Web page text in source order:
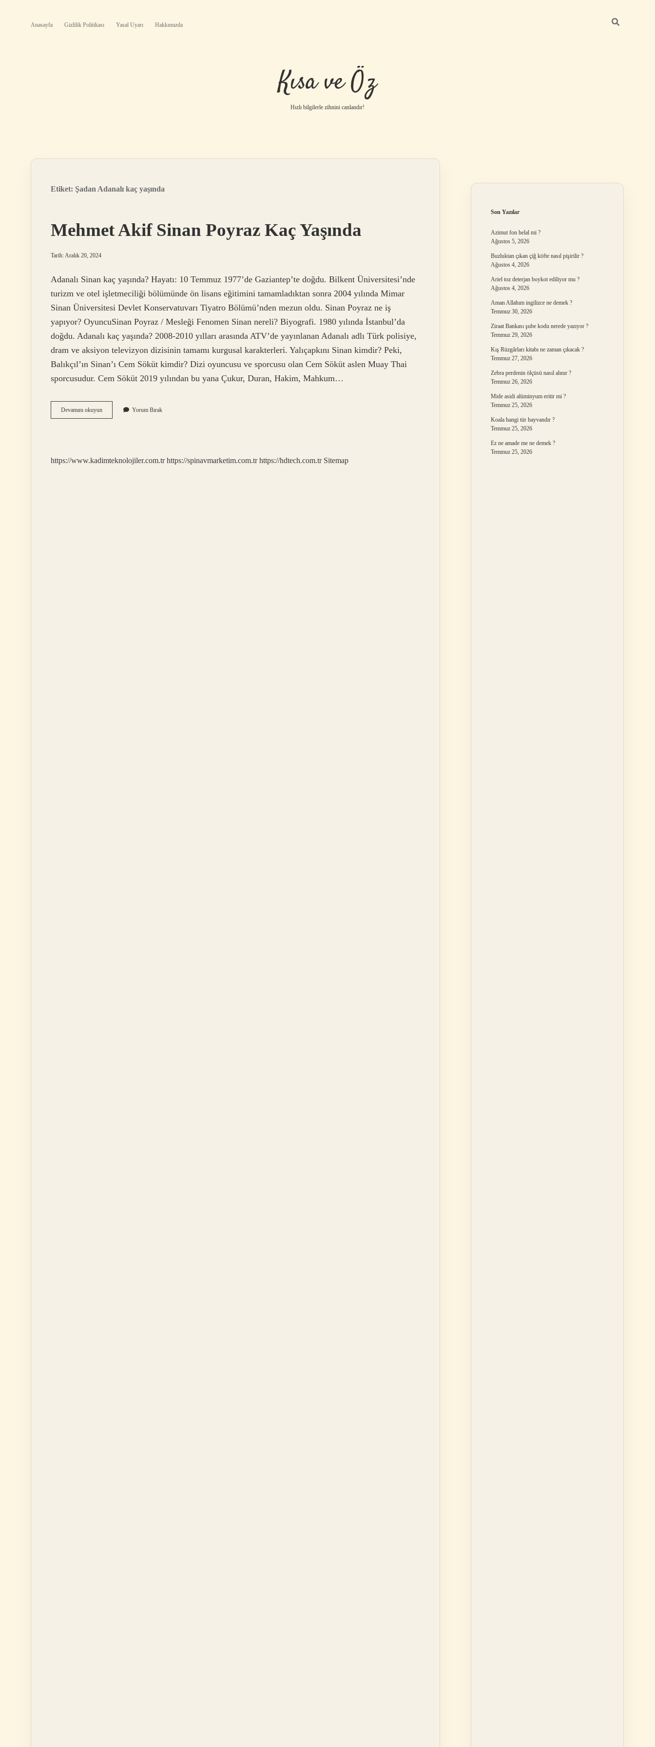
Anasayfa Gizlilik Politikası Yasal Uyarı Hakkımızda
Kısa ve Öz
Hızlı bilgilerle zihnini canlandır!
Etiket: Şadan Adanalı kaç yaşında
Mehmet Akif Sinan Poyraz Kaç Yaşında
Tarih: Aralık 20, 2024
Adanalı Sinan kaç yaşında? Hayatı: 10 Temmuz 1977’de Gaziantep’te doğdu. Bilkent Üniversitesi’nde
turizm ve otel işletmeciliği bölümünde ön lisans eğitimini tamamladıktan sonra 2004 yılında Mimar
Sinan Üniversitesi Devlet Konservatuvarı Tiyatro Bölümü’nden mezun oldu. Sinan Poyraz ne iş
yapıyor? OyuncuSinan Poyraz / Mesleği Fenomen Sinan nereli? Biyografi. 1980 yılında İstanbul’da
doğdu. Adanalı kaç yaşında? 2008-2010 yılları arasında ATV’de yayınlanan Adanalı adlı Türk polisiye,
dram ve aksiyon televizyon dizisinin tamamı kurgusal karakterleri. Yalıçapkını Sinan kimdir? Peki,
Balıkçıl’ın Sinan’ı Cem Söküt kimdir? Dizi oyuncusu ve sporcusu olan Cem Söküt aslen Muay Thai
sporcusudur. Cem Söküt 2019 yılından bu yana Çukur, Duran, Hakim, Mahkum…
Devamını okuyunMehmet
Akif
Yorum Bırak
https://www.kadimteknolojiler.com.tr https://spinavmarketim.com.tr https://hdtech.com.tr Sitemap
Son Yazılar
Azimut fon helal mi ?
Ağustos 5, 2026
Buzluktan çıkan çiğ köfte nasıl pişirilir ?
Ağustos 4, 2026
Ariel toz deterjan boykot ediliyor mu ?
Ağustos 4, 2026
Aman Allahım ingilizce ne demek ?
Temmuz 30, 2026
Ziraat Bankası şube kodu nerede yazıyor ?
Temmuz 29, 2026
Kış Rüzgârları kitabı ne zaman çıkacak ?
Temmuz 27, 2026
Zebra perdenin ölçüsü nasıl alınır ?
Temmuz 26, 2026
Mide asidi alüminyum eritir mi ?
Temmuz 25, 2026
Koala hangi tür hayvandır ?
Temmuz 25, 2026
Ez ne amade me ne demek ?
Temmuz 25, 2026